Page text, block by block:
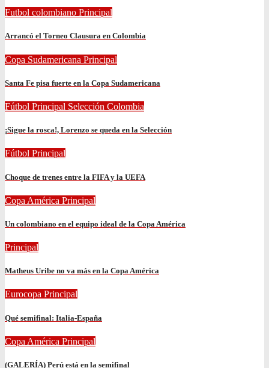
Futbol colombiano Principal
Arrancó el Torneo Clausura en Colombia
Copa Sudamericana Principal
Santa Fe pisa fuerte en la Copa Sudamericana
Fútbol Principal Selección Colombia
¡Sigue la rosca!, Lorenzo se queda en la Selección
Fútbol Principal
Choque de trenes entre la FIFA y la UEFA
Copa América Principal
Un colombiano en el equipo ideal de la Copa América
Principal
Matheus Uribe no va más en la Copa América
Eurocopa Principal
Qué semifinal: Italia-España
Copa América Principal
(GALERÍA) Perú está en la semifinal